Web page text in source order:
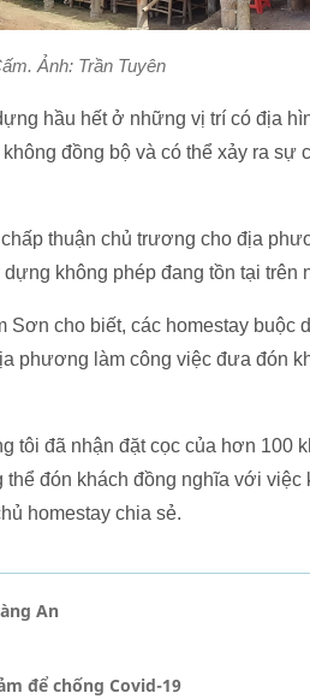
Ảnh: Trần Tuyên
hầu hết ở những vị trí có địa
đồng bộ và có thể xảy ra sự
thuận chủ trương cho địa
không phép đang tồn tại trên
cho biết, các homestay buộc
phương làm công việc đưa đón
tôi đã nhận đặt cọc của hơn 100
đón khách đồng nghĩa với việc
homestay chia sẻ.
An
để chống Covid-19